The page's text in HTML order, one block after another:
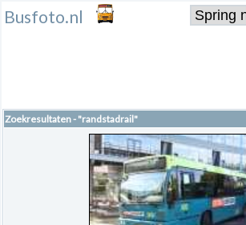
Busfoto.nl
Zoekresultaten - "randstadrail"